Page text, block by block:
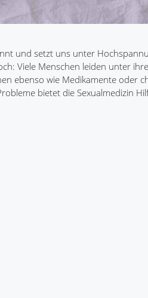
und setzt uns unter
Viele Menschen leiden unter
ebenso wie Medikamente oder
bietet die Sexualmedizin